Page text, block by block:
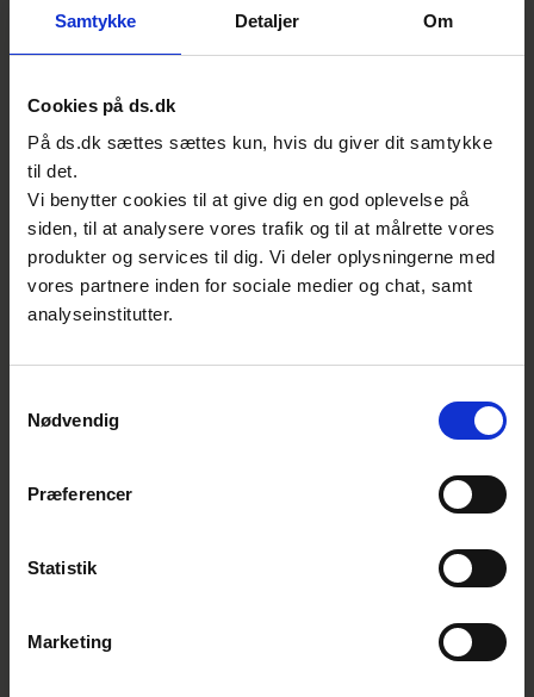
Samtykke Detaljer Om
Cookies på ds.dk
På ds.dk sættes sættes kun, hvis du giver dit samtykke
til det.
Vi benytter cookies til at give dig en god oplevelse på
siden, til at analysere vores trafik og til at målrette vores
produkter og services til dig. Vi deler oplysningerne med
vores partnere inden for sociale medier og chat, samt
analyseinstitutter.
Nødvendig
Præferencer
Statistik
Marketing
Arne Jensen, civilingeniør og tidligere
Louise Høst, adm. direktør i Fjernvarme Fyn
Ny: Danny Feltmann Espersen, partner i
Executive Capital
Ny: Emilie Ava Møllenbach, Director of
Department ‘Digital and Sustainable
Innovation’ i FORCE Technology
fagleder i Miljømærkning Danmark
Mikkel Hvass, redaktør i Dansk Standard
Standard
Fakta om bestyrelsen
overordnede ledelse af Fonden og fastlægger